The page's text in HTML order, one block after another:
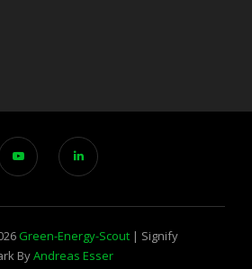
Green-Energy-Scout | Signify
ByAndreas Esser